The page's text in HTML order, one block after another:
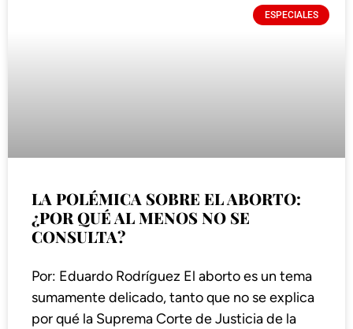
ESPECIALES
LA POLÉMICA SOBRE EL ABORTO:
¿POR QUÉ AL MENOS NO SE
CONSULTA?
Por: Eduardo Rodríguez El aborto es un tema
sumamente delicado, tanto que no se explica
por qué la Suprema Corte de Justicia de la